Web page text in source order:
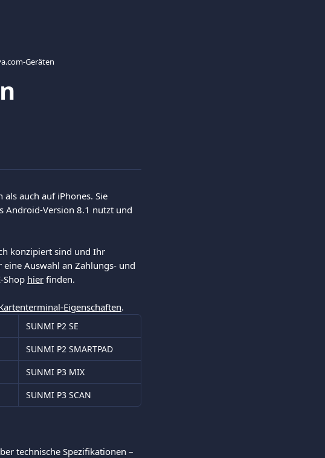
Geräten
auch auf iPhones. Sie
Android-Version 8.1 nutzt und
konzipiert sind und Ihr
Auswahl an Zahlungs- und
Shop hier finden.
Eigenschaften.
SUNMI P2 SE
SUNMI P2 SMARTPAD
SUNMI P3 MIX
SUNMI P3 SCAN
technische Spezifikationen –